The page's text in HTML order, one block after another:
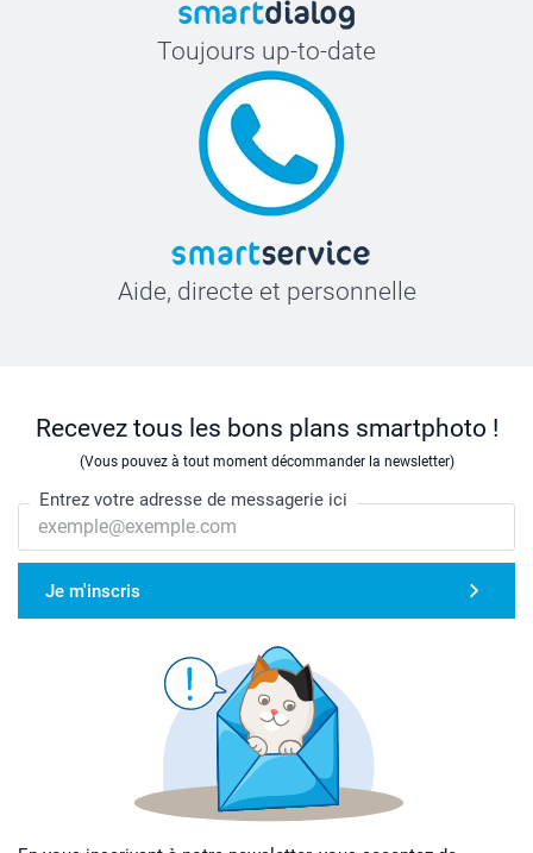
Toujours up-to-date
Aide, directe et personnelle
Recevez tous les bons plans smartphoto !
(Vous pouvez à tout moment décommander la newsletter)
Entrez votre adresse de messagerie ici
Je m'inscris